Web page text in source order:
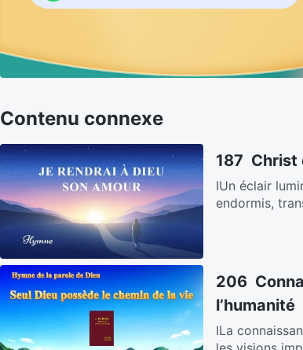
Contenu connexe
187 Christ
ⅠUn éclair
endormis,
206
l’humanité
ⅠLa